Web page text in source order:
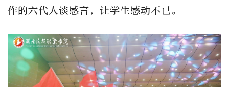
作的六代人谈感言，让学生感动不已。